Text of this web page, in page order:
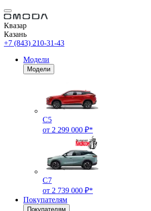
Квазар
Казань
+7 (843) 210-31-43
Модели
Модели
C5
от 2 299 000 ₽*
C7
от 2 739 000 ₽*
Покупателям
Покупателям